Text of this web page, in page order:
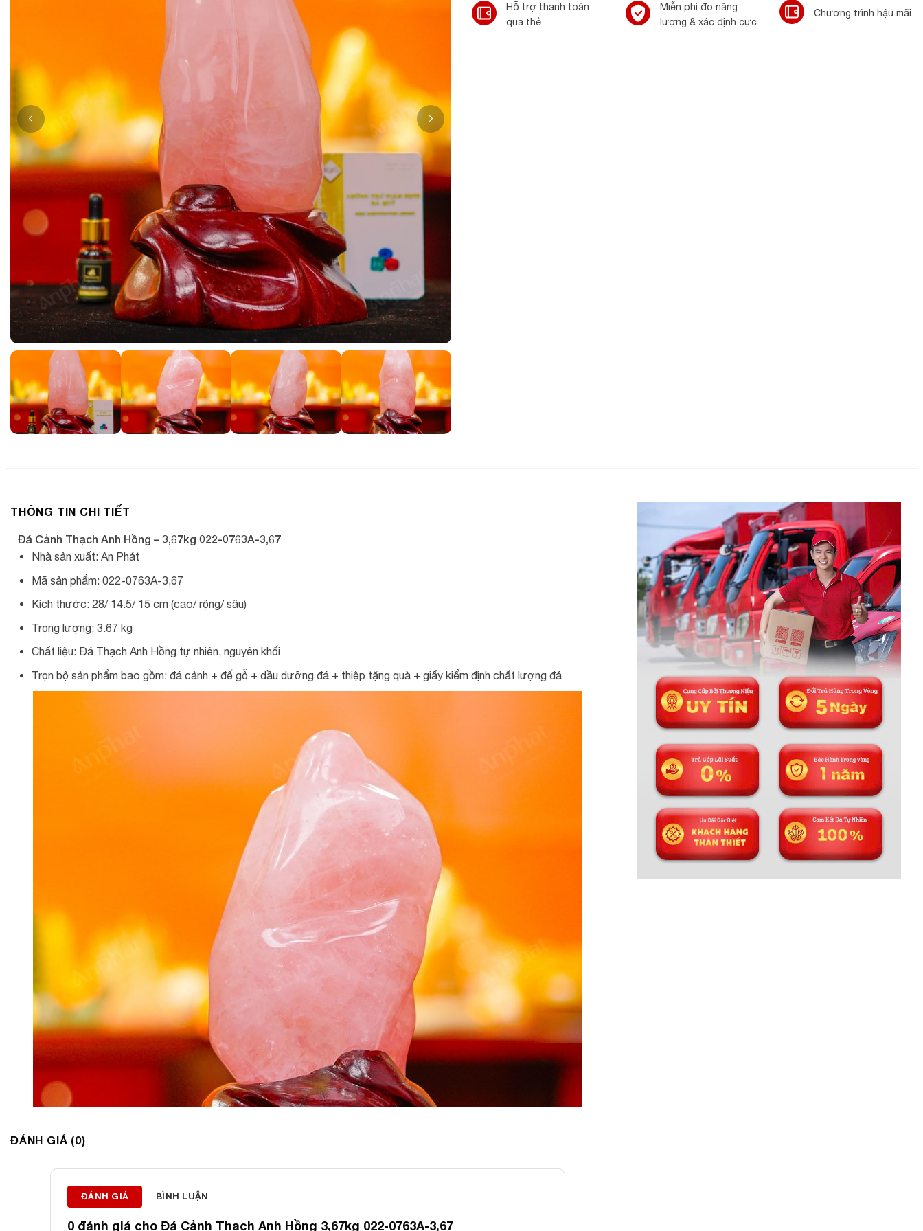
Hỗ trợ thanh toán
qua thẻ
Miễn phí đo năng
lượng & xác định cực
Chương trình hậu mãi
THÔNG TIN CHI TIẾT
Đá Cảnh Thạch Anh Hồng – 3,67kg 022-0763A-3,67
Nhà sản xuất: An Phát
Mã sản phẩm: 022-0763A-3,67
Kích thước: 28/ 14.5/ 15 cm (cao/ rộng/ sâu)
Trọng lượng: 3.67 kg
Chất liệu: Đá Thạch Anh Hồng tự nhiên, nguyên khối
Trọn bộ sản phẩm bao gồm: đá cảnh + đế gỗ + dầu dưỡng đá + thiệp tặng quà + giấy kiểm định chất lượng đá
ĐÁNH GIÁ (0)
ĐÁNH GIÁ BÌNH LUẬN
0 đánh giá cho Đá Cảnh Thạch Anh Hồng 3,67kg 022-0763A-3,67